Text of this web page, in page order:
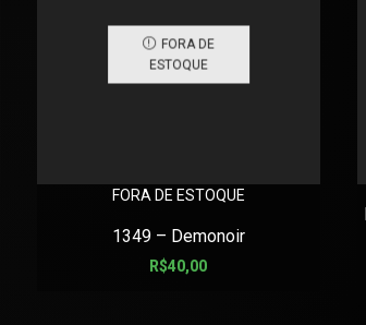
FORA DE
ESTOQUE
FORA DE ESTOQUE
1349 – Demonoir
R$40,00